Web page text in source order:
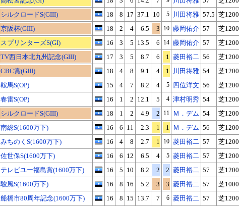
シルクロードS(GIII) 18 8 17 37.1 10 5 川田将雅 57.5 芝1200
京阪杯(GIII) 18 2 4 6.5 3 10 藤岡佑介 57 芝1200
スプリンターズS(GI) 16 3 5 13.5 6 14 藤岡佑介 57 芝1200
TV西日本北九州記念(GIII) 17 3 5 8.7 6 1 菱田裕二 56 芝1200
CBC賞(GIII) 18 4 8 9.1 4 1 川田将雅 54 芝1200
鞍馬S(OP) 15 4 7 8.2 4 5 四位洋文 56 芝1200
春雷S(OP) 16 1 2 12.1 5 4 津村明秀 54 芝1200
シルクロードS(GIII) 18 1 2 4.9 2 11 Ｍ．デム 54 芝1200
南総S(1600万下) 16 6 11 2.3 1 1 Ｍ．デム 56 芝1200
みちのくS(1600万下) 16 4 8 2.7 1 10 菱田裕二 57 芝1200
佐世保S(1600万下) 16 6 12 6.5 4 5 菱田裕二 57 芝1200
テレビユー福島賞(1600万下) 16 5 10 8.2 2 2 菱田裕二 57 芝1200
駿風S(1600万下) 16 8 16 5.2 3 3 菱田裕二 57 芝1000
船橋市80周年記念(1600万下) 16 8 15 13.7 7 6 菱田裕二 57 芝1200